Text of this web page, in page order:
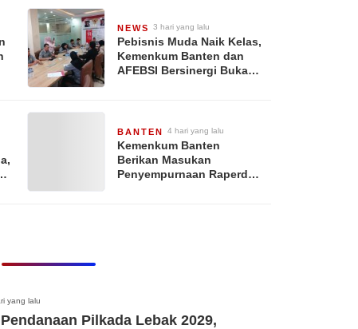
NEWS 3 hari yang lalu
Pebisnis Muda Naik Kelas,
Kemenkum Banten dan
AFEBSI Bersinergi Buka
BANTEN 4 hari yang lalu
Kemenkum Banten
Berikan Masukan
Penyempurnaan Raperda
yang lalu
Pilkada Lebak 2029,